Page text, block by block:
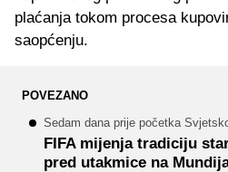
plaćanja tokom procesa
saopćenju.
POVEZANO
Sedam dana prije početka
FIFA mijenja tradiciju
pred utakmice na